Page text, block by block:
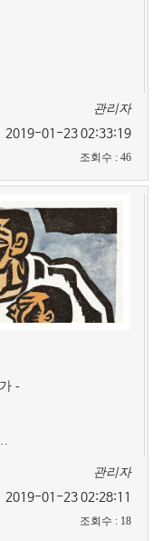
관리자
2019-01-23 02:33:19
조회수 : 46
-
관리자
2019-01-23 02:28:11
조회수 : 18